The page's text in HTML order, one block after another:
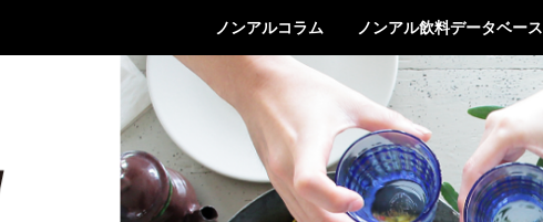
ノンアルコラム ノンアル飲料データベース